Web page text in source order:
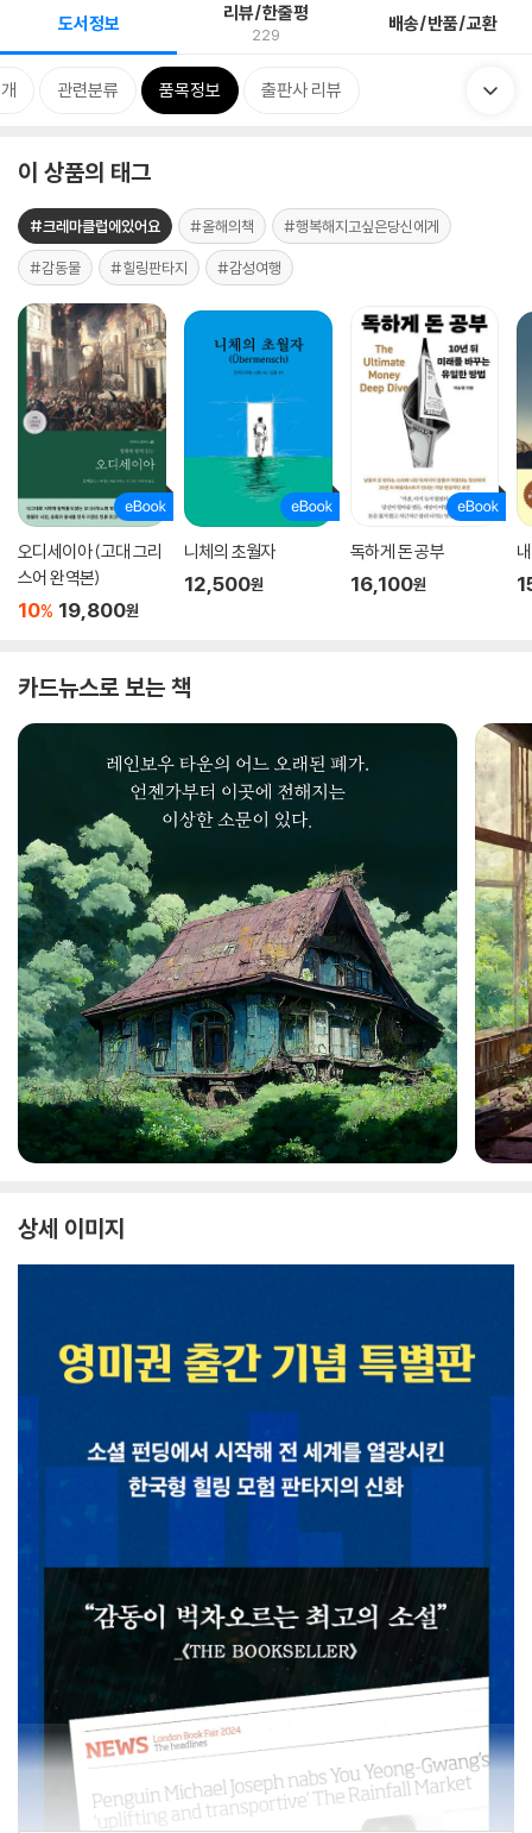
도서정보 리뷰/한줄평
229 배송/반품/교환
관련분류 품목정보 출판사 리뷰
이 상품의 태그
#크레마클럽에있어요 #올해의책 #행복해지고싶은당신에게
#감동물 #힐링판타지 #감성여행
오디세이아 (고대 그리
스어 완역본)
10% 19,800원
니체의 초월자
12,500원
독하게 돈 공부
16,100원
카드뉴스로 보는 책
상세 이미지